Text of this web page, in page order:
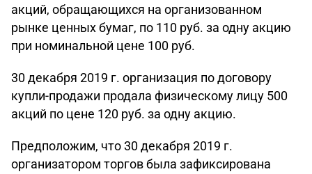
акций, обращающихся на организованном
рынке ценных бумаг, по 110 руб. за одну акцию
при номинальной цене 100 руб.
30 декабря 2019 г. организация по договору
купли-продажи продала физическому лицу 500
акций по цене 120 руб. за одну акцию.
Предположим, что 30 декабря 2019 г.
организатором торгов была зафиксирована